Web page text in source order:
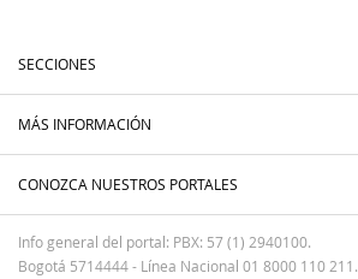
SECCIONES
MÁS INFORMACIÓN
CONOZCA NUESTROS PORTALES
Info general del portal: PBX: 57 (1) 2940100.
Bogotá 5714444 - Línea Nacional 01 8000 110 211.